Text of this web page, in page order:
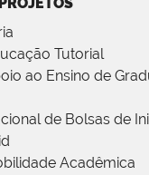
Tutorial
ao Ensino de
de Bolsas de
Acadêmica